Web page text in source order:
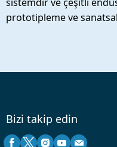
prototipleme ve
Bizi takip edin